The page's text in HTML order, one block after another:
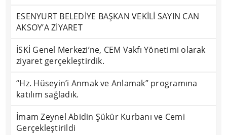
ESENYURT BELEDİYE BAŞKAN VEKİLİ SAYIN CAN
AKSOY’A ZİYARET
İSKİ Genel Merkezi’ne, CEM Vakfı Yönetimi olarak
ziyaret gerçekleştirdik.
“Hz. Hüseyin’i Anmak ve Anlamak” programına
katılım sağladık.
İmam Zeynel Abidin Şükür Kurbanı ve Cemi
Gerçekleştirildi